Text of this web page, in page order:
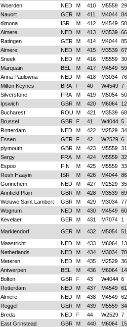
Woerden NED M 410 M5559 29
Nauort GER M 411 M4044 84
dimona ISR M 412 M4549 58
Almere NED M 413 M3539 66
Ratingen GER M 414 M4044 85
Almere NED M 415 M3539 67
Sneek NED M 416 M5559 30
Marquain BEL M 417 M4549 59
Anna Paulowna NED M 418 M3034 76
Milton Keynes BRA F 40 W4549 7
Silverstone FRA M 419 M5054 50
Ipswich GBR M 420 M6064
12
Bucharest ROU M 421 M3539 68
Brussel GBR F 41 W4044 5
Rotterdam NED M 422 M2529 34
Essen GER F 42 W2529 6
plymouth GBR M 423 M5559 31
Sergy FRA M 424 M5559 32
Espoo FIN M 425 M5559 33
Rosh Haayin ISR M 426 M4044 86
Gorinchem NED M 427 M2529 35
Annfield Plain GBR M 428 M3539 69
Woluwe Saint Lambert GBR M 429 M3034 77
Wognum NED M 430 M4549 60
Kevelaer GER M 431 M7074
1
Marklendorf GER M 432 M5054 51
Maastricht NED M 433 M6064
13
Netherlands NED M 434 M3034 78
Meteren NED M 435 M2529 36
Antwerpen BEL M 436 M6064
14
Bolton GBR F 43 W4044 6
Rotterdam NED M 437 M4549 61
Almere NED M 438 M4549 62
Roggel GER M 439 M5559 34
Breda NED F 44 W2529 7
East Grinstead GBR M 440 M6064
15